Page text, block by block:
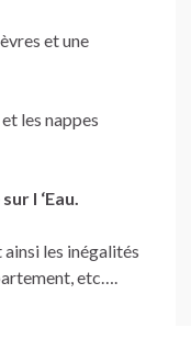
et une
les nappes
l ‘Eau.
les inégalités
etc….